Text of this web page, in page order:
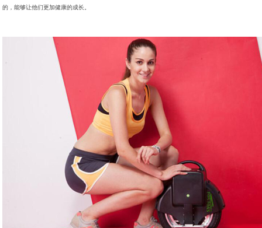
的，能够让他们更加健康的成长。